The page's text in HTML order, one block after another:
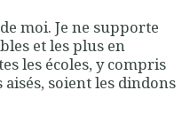
moi. Je ne supporte
et les plus en
les écoles, y compris
soient les dindons